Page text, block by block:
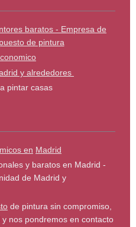
baratos - Empresa de
de pintura
y alrededores
pintar casas
en Madrid
y baratos en Madrid -
de Madrid y
de pintura sin compromiso,
nos pondremos en contacto